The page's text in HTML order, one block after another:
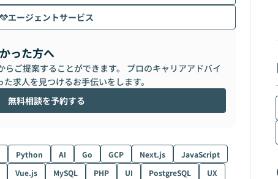
エージェントサービス
った方へ
ご提案することができます。 プロのキャリアアドバイ
求人を見つけるお手伝いをします。
無料相談を予約する
Python AI Go GCP Next.js
JavaScript
Vue.js MySQL PHP UI PostgreSQL UX